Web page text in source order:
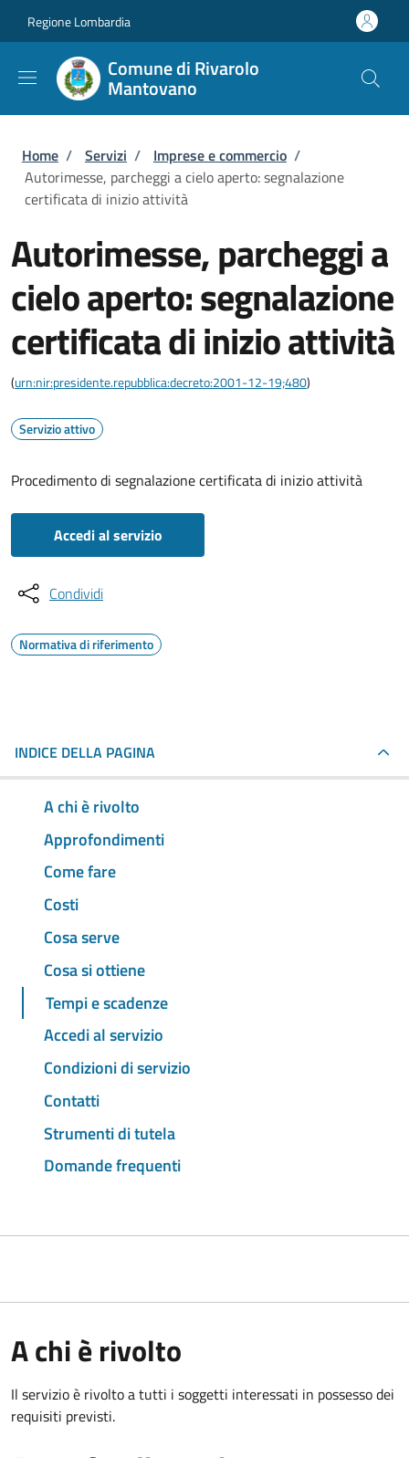
Regione Lombardia
Comune di Rivarolo
Mantovano
Briciole di pane
Home / Servizi / Imprese e commercio /
Autorimesse, parcheggi a cielo aperto: segnalazione
certificata di inizio attività
Autorimesse, parcheggi a
cielo aperto: segnalazione
certificata di inizio attività
(urn:nir:presidente.repubblica:decreto:2001-12-19;480)
Servizio attivo
Procedimento di segnalazione certificata di inizio attività
Accedi al servizio
Condividi
Normativa di riferimento
INDICE DELLA PAGINA
A chi è rivolto
Approfondimenti
Come fare
Costi
Cosa serve
Cosa si ottiene
Tempi e scadenze
Accedi al servizio
Condizioni di servizio
Contatti
Strumenti di tutela
Domande frequenti
A chi è rivolto
Il servizio è rivolto a tutti i soggetti interessati in possesso dei
requisiti previsti.